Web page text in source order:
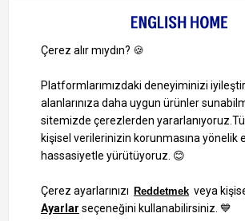
1000 TL ve Üzeri Alışverişlerinizde Kargo Bedava!
Bilgi Toplum Hizmetleri